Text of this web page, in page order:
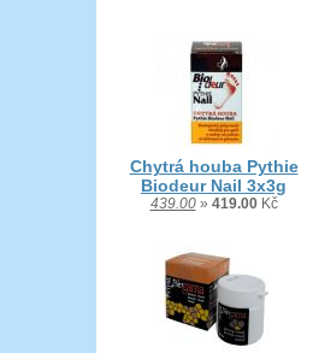
Chytrá houba Pythie
Biodeur Nail 3x3g
439.00» 419.00Kč